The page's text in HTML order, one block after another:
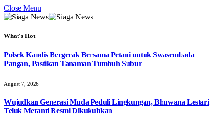
Close Menu
What's Hot
Polsek Kandis Bergerak Bersama Petani untuk Swasembada
Pangan, Pastikan Tanaman Tumbuh Subur
August 7, 2026
Wujudkan Generasi Muda Peduli Lingkungan, Bhuwana Lestari
Teluk Meranti Resmi Dikukuhkan